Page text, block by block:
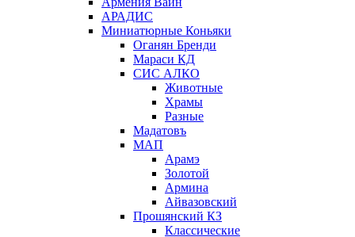
АРАДИС
Миниатюрные Коньяки
Оганян Бренди
Мараси КД
СИС АЛКО
Животные
Храмы
Разные
Мадатовъ
МАП
Арамэ
Золотой
Армина
Айвазовский
Прошянский КЗ
Классические